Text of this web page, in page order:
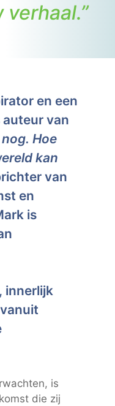
en een
auteur van
Hoe
kan
van
en
is
innerlijk
is
die zij